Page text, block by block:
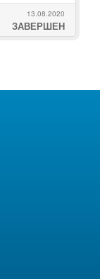
13.08.2020
ЗАВЕРШЕН